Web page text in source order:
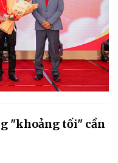
"khoảng tối" cần